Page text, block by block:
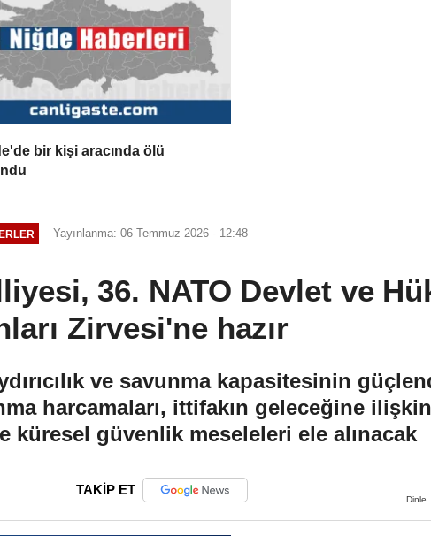
bir kişi aracında ölü
Yayınlanma: 06 Temmuz 2026 - 12:48
36. NATO Devlet ve
Zirvesi'ne hazır
ve savunma kapasitesinin
harcamaları, ittifakın geleceğine
küresel güvenlik meseleleri ele alınacak
TAKİP ET
Dinle